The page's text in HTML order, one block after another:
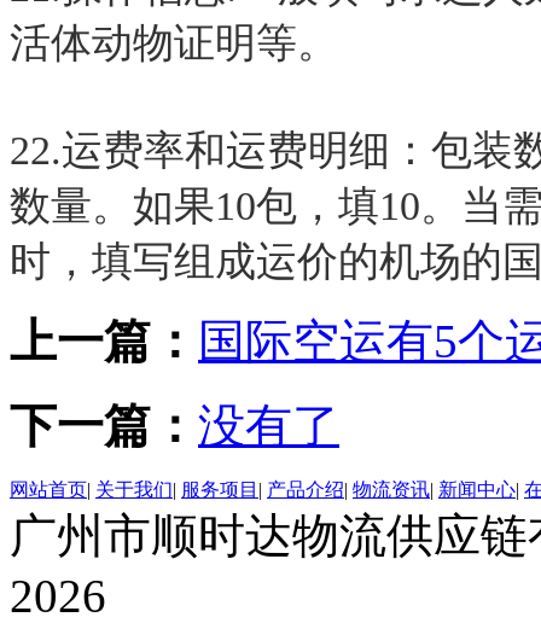
活体动物证明等。
22.运费率和运费明细：包装
数量。如果10包，填10。当
时，填写组成运价的机场的
上一篇： 国际空运有5个
下一篇： 没有了
网站首页| 关于我们| 服务项目 | 产品介绍| 物流资讯| 新闻中心|
广州市顺时达物流供应
2026